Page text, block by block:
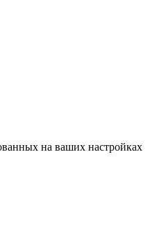
на ваших настройках